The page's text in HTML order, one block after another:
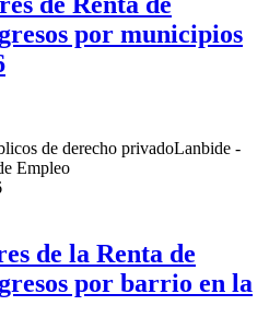
por municipios
de derecho privadoLanbide -
Empleo
de la Renta de
por barrio en la